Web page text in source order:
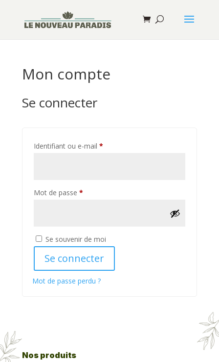
Mon compte
Se connecter
Identifiant ou e-mail *Obligatoire
Mot de passe *Obligatoire
Se souvenir de moi
Se connecter
Mot de passe perdu ?
Nos produits